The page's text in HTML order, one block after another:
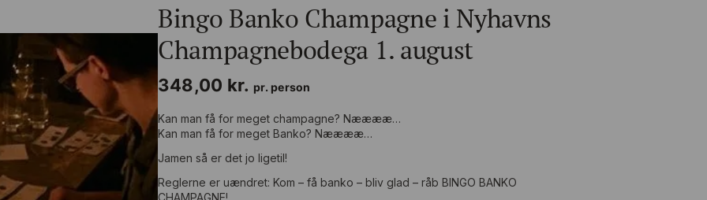
Champagnesmagning for 2
Bingo Banko Champagne for 2
Valgfrit beløb til bar/butik
nye generation Økologisk Køb billet
Køb billet til vores events
Bingo Banko Champagne i Nyhavns
Champagnebodega 1. august
348,00 kr. pr. person
Kan man få for meget champagne? Nææææ…
Kan man få for meget Banko? Nææææ…
Jamen så er det jo ligetil!
Reglerne er uændret: Kom – få banko – bliv glad – råb BINGO BANKO
CHAMPAGNE!